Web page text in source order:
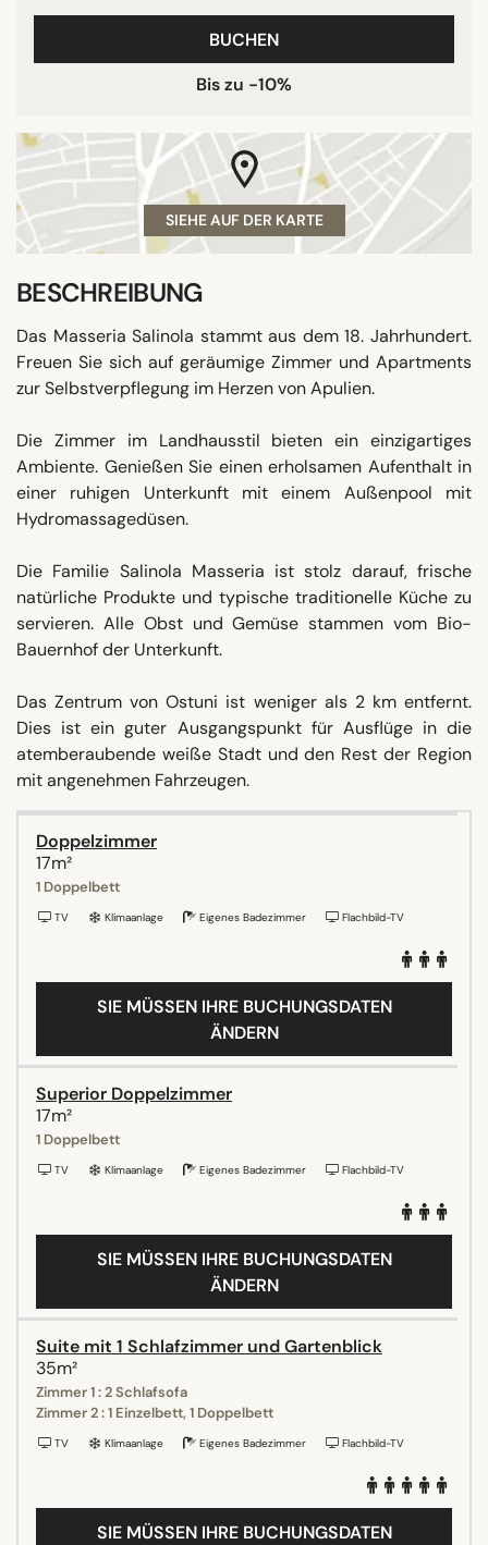
BUCHEN
Bis zu -10%
SIEHE AUF DER KARTE
BESCHREIBUNG
Das Masseria Salinola stammt aus dem 18. Jahrhundert.
Freuen Sie sich auf geräumige Zimmer und Apartments
zur Selbstverpflegung im Herzen von Apulien.
Die Zimmer im Landhausstil bieten ein einzigartiges
Ambiente. Genießen Sie einen erholsamen Aufenthalt in
einer ruhigen Unterkunft mit einem Außenpool mit
Hydromassagedüsen.
Die Familie Salinola Masseria ist stolz darauf, frische
natürliche Produkte und typische traditionelle Küche zu
servieren. Alle Obst und Gemüse stammen vom Bio-
Bauernhof der Unterkunft.
Das Zentrum von Ostuni ist weniger als 2 km entfernt.
Dies ist ein guter Ausgangspunkt für Ausflüge in die
atemberaubende weiße Stadt und den Rest der Region
mit angenehmen Fahrzeugen.
Doppelzimmer
17m²
1 Doppelbett
TV Klimaanlage Eigenes Badezimmer Flachbild-TV
SIE MÜSSEN IHRE BUCHUNGSDATEN
ÄNDERN
Superior Doppelzimmer
17m²
1 Doppelbett
TV Klimaanlage Eigenes Badezimmer Flachbild-TV
SIE MÜSSEN IHRE BUCHUNGSDATEN
ÄNDERN
Suite mit 1 Schlafzimmer und Gartenblick
35m²
Zimmer 1 : 2 Schlafsofa
Zimmer 2 : 1 Einzelbett, 1 Doppelbett
TV Klimaanlage Eigenes Badezimmer Flachbild-TV
SIE MÜSSEN IHRE BUCHUNGSDATEN